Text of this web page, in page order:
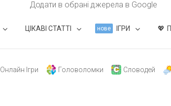
Додати в обрані джерела в Google
ЦІКАВІ СТАТТІ нове ІГРИ
Онлайн Ігри Головоломки Словодей